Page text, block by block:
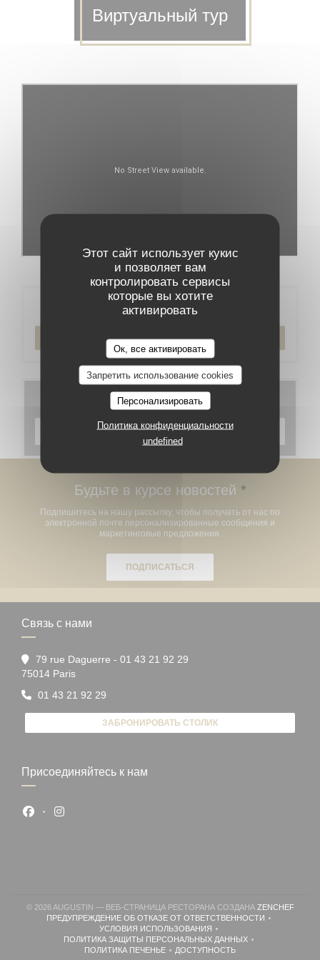
Этот сайт использует кукис
и позволяет вам
контролировать сервисы
которые вы хотите
активировать
Ок, все активировать
Запретить использование cookies
Персонализировать
Политика конфиденциальности
undefined
Виртуальный тур
Бронирование
ЗАБРОНИРОВАТЬ СТОЛИК
Меню
ОТКРОЙТЕ ДЛЯ СЕБЯ НАШЕ МЕНЮ
Будьте в курсе новостей *
Подпишитесь на нашу рассылку, чтобы получать от нас по
электронной почте персонализированные сообщения и
маркетинговые предложения.
ПОДПИСАТЬСЯ
Связь с нами
79 rue Daguerre - 01 43 21 92 29
75014 Paris((открывается в новом окне))
01 43 21 92 29
ЗАБРОНИРОВАТЬ СТОЛИК
Присоединяйтесь к нам
Facebook ((открывается в новом окне))
Instagram ((открывается в новом окне))
© 2026 AUGUSTIN — ВЕБ-СТРАНИЦА РЕСТОРАНА СОЗДАНА ZENCHEF
ПРЕДУПРЕЖДЕНИЕ ОБ ОТКАЗЕ ОТ ОТВЕТСТВЕННОСТИ
((ОТКРЫВАЕТСЯ В НОВОМ ОКНЕ))
УСЛОВИЯ ИСПОЛЬЗОВАНИЯ((ОТКРЫВАЕТСЯ В НОВОМ ОКНЕ))
ПОЛИТИКА ЗАЩИТЫ ПЕРСОНАЛЬНЫХ ДАННЫХ
((ОТКРЫВАЕТСЯ В НОВОМ ОКНЕ))
ПОЛИТИКА ПЕЧЕНЬЕ((ОТКРЫВАЕТСЯ В НОВОМ ОКНЕ))
ДОСТУПНОСТЬ((ОТКРЫВАЕТСЯ В НОВОМ